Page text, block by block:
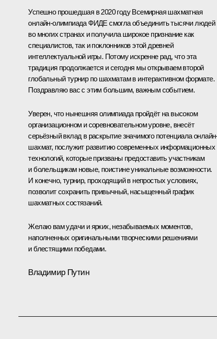
Успешно прошедшая в 2020 году Всемирная шахматная
онлайн-олимпиада ФИДЕ смогла объединить тысячи людей
во многих странах и получила широкое признание как
специалистов, так и поклонников этой древней
интеллектуальной игры. Потому искренне рад, что эта
традиция продолжается и сегодня мы открываем второй
глобальный турнир по шахматам в интерактивном формате.
Поздравляю вас с этим большим, важным событием.
Уверен, что нынешняя олимпиада пройдёт на высоком
организационном и соревновательном уровне, внесёт
серьёзный вклад в раскрытие значимого потенциала
шахмат, послужит развитию современных информационных
технологий, которые призваны предоставить участникам
и болельщикам новые, поистине уникальные возможности.
И конечно, турнир, проходящий в непростых условиях,
позволит сохранить привычный, насыщенный график
шахматных состязаний.
Желаю вам удачи и ярких, незабываемых моментов,
наполненных оригинальными творческими решениями
и блестящими победами.
Владимир Путин